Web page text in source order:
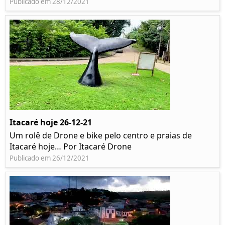
Itacaré hoje 26-12-21
Um rolê de Drone e bike pelo centro e praias de
Itacaré hoje… Por Itacaré Drone
Publicado em 26/12/2021